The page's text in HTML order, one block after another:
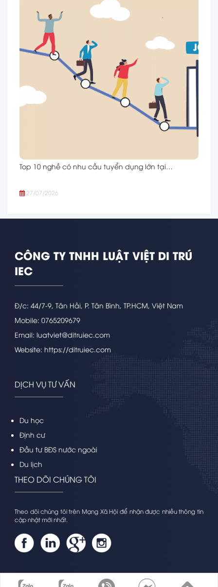
Top 10 nghề có nhu cầu tuyển dụng lớn tại…
27/07/2026
CÔNG TY TNHH LUẬT VIỆT DI TRÚ
IEC
Đ/c: 44/7-9, Tân Hải, P. Tân Bình, TP.HCM, Việt Nam
Mobile: 0765209679
Email: luatviet@ditruiec.com
Website: https://ditruiec.com
DỊCH VỤ TƯ VẤN
Du học
Định cư
Đầu tư BĐS nước ngoài
Du lịch
THEO DÕI CHÚNG TÔI
Theo dõi chúng tôi trên Mạng Xã Hội để nhận được nhiều thông tin
cập nhật mới nhất.